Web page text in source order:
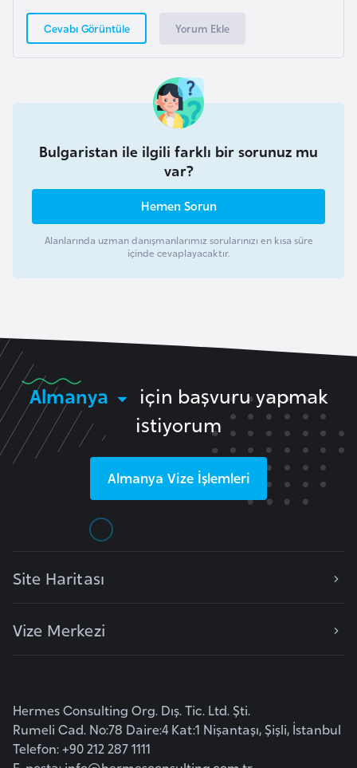
Cevabı Görüntüle Yorum Ekle
Bulgaristan ile ilgili farklı bir sorunuz mu
var?
Hemen Sorun
Alanlarında uzman danışmanlarımız sorularınızı en kısa süre
içinde cevaplayacaktır.
Almanya
için başvuru yapmak
istiyorum
Almanya Vize İşlemleri
Site Haritası
Vize Merkezi
Hermes Consulting Org. Dış. Tic. Ltd. Şti.
Rumeli Cad. No:78 Daire:4 Kat:1 Nişantaşı, Şişli, İstanbul
Telefon: +90 212 287 1111
a
d
o
ç
y
a
n
K
d
a